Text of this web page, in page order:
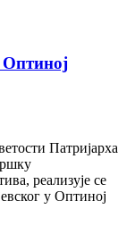
Патријарха
реализује се
у Оптиној